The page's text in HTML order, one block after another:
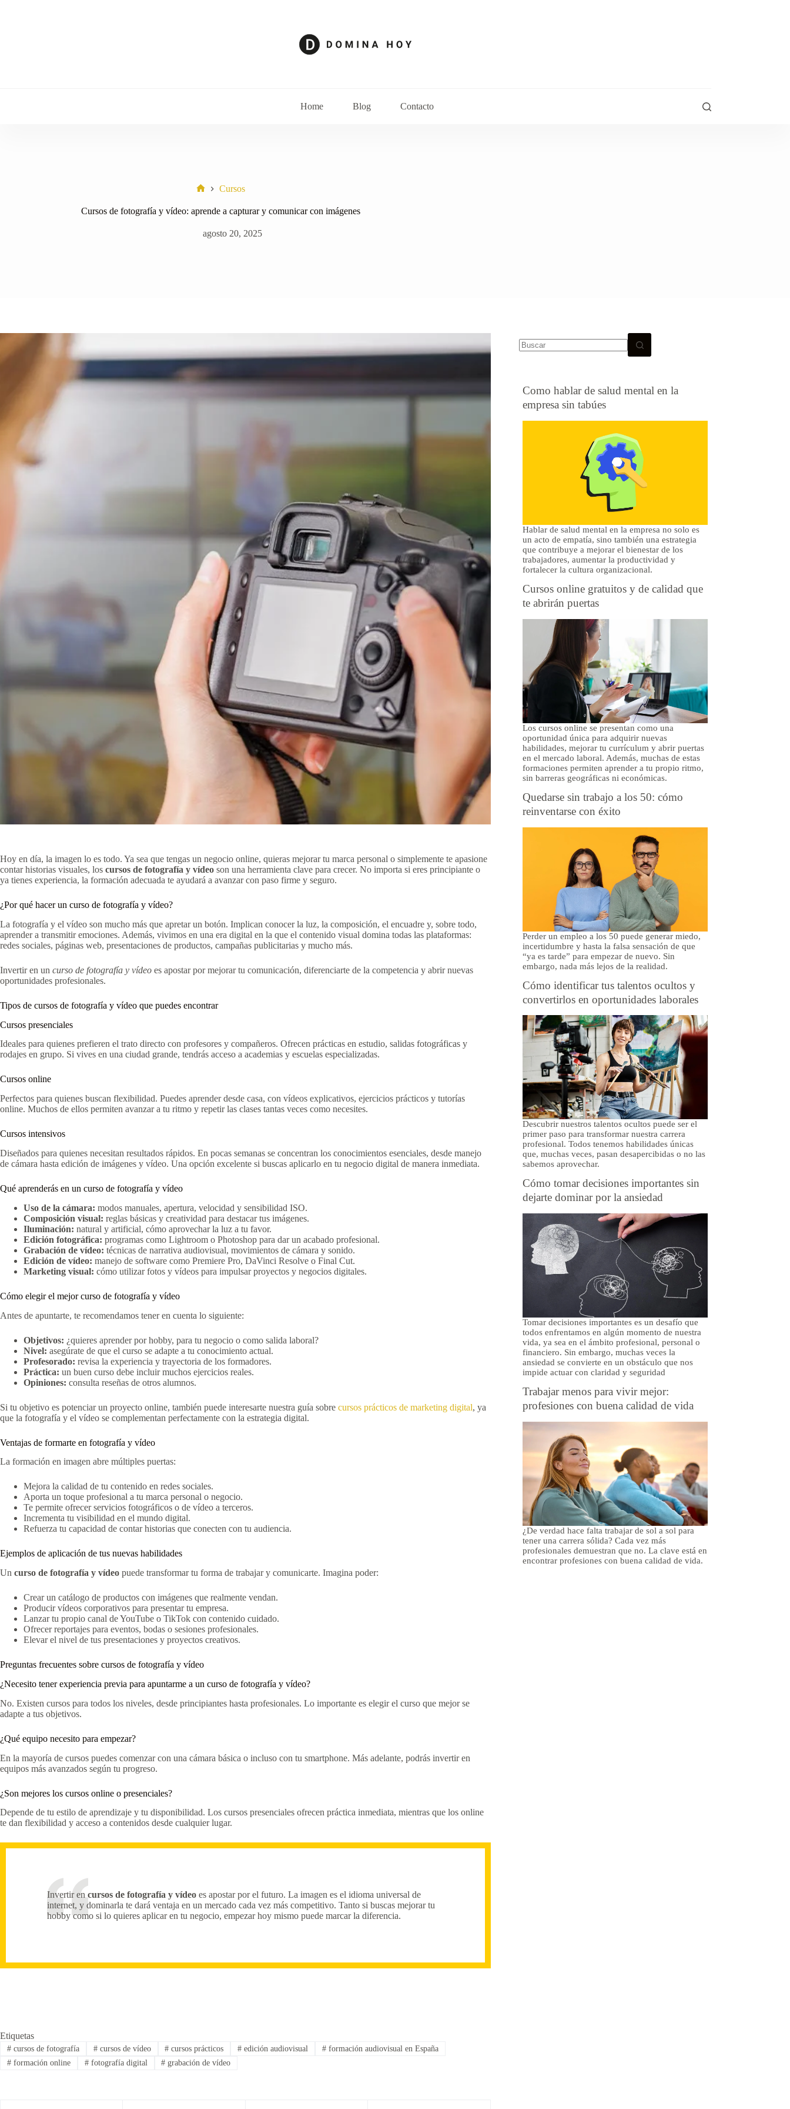
Home Blog Contacto
Cursos
Cursos de fotografía y vídeo: aprende a capturar y comunicar con imágenes
agosto 20, 2025
Hoy en día, la imagen lo es todo. Ya sea que tengas un negocio online, quieras mejorar tu marca personal o simplemente te apasione
contar historias visuales, los cursos de fotografía y vídeo son una herramienta clave para crecer. No importa si eres principiante o
ya tienes experiencia, la formación adecuada te ayudará a avanzar con paso firme y seguro.
¿Por qué hacer un curso de fotografía y vídeo?
La fotografía y el vídeo son mucho más que apretar un botón. Implican conocer la luz, la composición, el encuadre y, sobre todo,
aprender a transmitir emociones. Además, vivimos en una era digital en la que el contenido visual domina todas las plataformas:
redes sociales, páginas web, presentaciones de productos, campañas publicitarias y mucho más.
Invertir en un curso de fotografía y vídeo es apostar por mejorar tu comunicación, diferenciarte de la competencia y abrir nuevas
oportunidades profesionales.
Tipos de cursos de fotografía y vídeo que puedes encontrar
Cursos presenciales
Ideales para quienes prefieren el trato directo con profesores y compañeros. Ofrecen prácticas en estudio, salidas fotográficas y
rodajes en grupo. Si vives en una ciudad grande, tendrás acceso a academias y escuelas especializadas.
Cursos online
Perfectos para quienes buscan flexibilidad. Puedes aprender desde casa, con vídeos explicativos, ejercicios prácticos y tutorías
online. Muchos de ellos permiten avanzar a tu ritmo y repetir las clases tantas veces como necesites.
Cursos intensivos
Diseñados para quienes necesitan resultados rápidos. En pocas semanas se concentran los conocimientos esenciales, desde manejo
de cámara hasta edición de imágenes y vídeo. Una opción excelente si buscas aplicarlo en tu negocio digital de manera inmediata.
Qué aprenderás en un curso de fotografía y vídeo
Uso de la cámara: modos manuales, apertura, velocidad y sensibilidad ISO.
Composición visual: reglas básicas y creatividad para destacar tus imágenes.
Iluminación: natural y artificial, cómo aprovechar la luz a tu favor.
Edición fotográfica: programas como Lightroom o Photoshop para dar un acabado profesional.
Grabación de vídeo: técnicas de narrativa audiovisual, movimientos de cámara y sonido.
Edición de vídeo: manejo de software como Premiere Pro, DaVinci Resolve o Final Cut.
Marketing visual: cómo utilizar fotos y vídeos para impulsar proyectos y negocios digitales.
Cómo elegir el mejor curso de fotografía y vídeo
Antes de apuntarte, te recomendamos tener en cuenta lo siguiente:
Objetivos: ¿quieres aprender por hobby, para tu negocio o como salida laboral?
Nivel: asegúrate de que el curso se adapte a tu conocimiento actual.
Profesorado: revisa la experiencia y trayectoria de los formadores.
Práctica: un buen curso debe incluir muchos ejercicios reales.
Opiniones: consulta reseñas de otros alumnos.
Si tu objetivo es potenciar un proyecto online, también puede interesarte nuestra guía sobre cursos prácticos de marketing digital, ya
que la fotografía y el vídeo se complementan perfectamente con la estrategia digital.
Ventajas de formarte en fotografía y vídeo
La formación en imagen abre múltiples puertas:
Mejora la calidad de tu contenido en redes sociales.
Aporta un toque profesional a tu marca personal o negocio.
Te permite ofrecer servicios fotográficos o de vídeo a terceros.
Incrementa tu visibilidad en el mundo digital.
Refuerza tu capacidad de contar historias que conecten con tu audiencia.
Ejemplos de aplicación de tus nuevas habilidades
Un curso de fotografía y vídeo puede transformar tu forma de trabajar y comunicarte. Imagina poder:
Crear un catálogo de productos con imágenes que realmente vendan.
Producir vídeos corporativos para presentar tu empresa.
Lanzar tu propio canal de YouTube o TikTok con contenido cuidado.
Ofrecer reportajes para eventos, bodas o sesiones profesionales.
Elevar el nivel de tus presentaciones y proyectos creativos.
Preguntas frecuentes sobre cursos de fotografía y vídeo
¿Necesito tener experiencia previa para apuntarme a un curso de fotografía y vídeo?
No. Existen cursos para todos los niveles, desde principiantes hasta profesionales. Lo importante es elegir el curso que mejor se
adapte a tus objetivos.
¿Qué equipo necesito para empezar?
En la mayoría de cursos puedes comenzar con una cámara básica o incluso con tu smartphone. Más adelante, podrás invertir en
equipos más avanzados según tu progreso.
¿Son mejores los cursos online o presenciales?
Depende de tu estilo de aprendizaje y tu disponibilidad. Los cursos presenciales ofrecen práctica inmediata, mientras que los online
te dan flexibilidad y acceso a contenidos desde cualquier lugar.
Invertir en cursos de fotografía y vídeo es apostar por el futuro. La imagen es el idioma universal de
internet, y dominarla te dará ventaja en un mercado cada vez más competitivo. Tanto si buscas mejorar tu
hobby como si lo quieres aplicar en tu negocio, empezar hoy mismo puede marcar la diferencia.
Etiquetas
#cursos de fotografía #cursos de vídeo # cursos prácticos # edición audiovisual # formación audiovisual en España
#formación online #fotografía digital # grabación de vídeo
Como hablar de salud mental en la
empresa sin tabúes
Hablar de salud mental en la empresa no solo es
un acto de empatía, sino también una estrategia
que contribuye a mejorar el bienestar de los
trabajadores, aumentar la productividad y
fortalecer la cultura organizacional.
Cursos online gratuitos y de calidad que
te abrirán puertas
Los cursos online se presentan como una
oportunidad única para adquirir nuevas
habilidades, mejorar tu currículum y abrir puertas
en el mercado laboral. Además, muchas de estas
formaciones permiten aprender a tu propio ritmo,
sin barreras geográficas ni económicas.
Quedarse sin trabajo a los 50: cómo
reinventarse con éxito
Perder un empleo a los 50 puede generar miedo,
incertidumbre y hasta la falsa sensación de que
“ya es tarde” para empezar de nuevo. Sin
embargo, nada más lejos de la realidad.
Cómo identificar tus talentos ocultos y
convertirlos en oportunidades laborales
Descubrir nuestros talentos ocultos puede ser el
primer paso para transformar nuestra carrera
profesional. Todos tenemos habilidades únicas
que, muchas veces, pasan desapercibidas o no las
sabemos aprovechar.
Cómo tomar decisiones importantes sin
dejarte dominar por la ansiedad
Tomar decisiones importantes es un desafío que
todos enfrentamos en algún momento de nuestra
vida, ya sea en el ámbito profesional, personal o
financiero. Sin embargo, muchas veces la
ansiedad se convierte en un obstáculo que nos
impide actuar con claridad y seguridad
Trabajar menos para vivir mejor:
profesiones con buena calidad de vida
¿De verdad hace falta trabajar de sol a sol para
tener una carrera sólida? Cada vez más
profesionales demuestran que no. La clave está en
encontrar profesiones con buena calidad de vida.